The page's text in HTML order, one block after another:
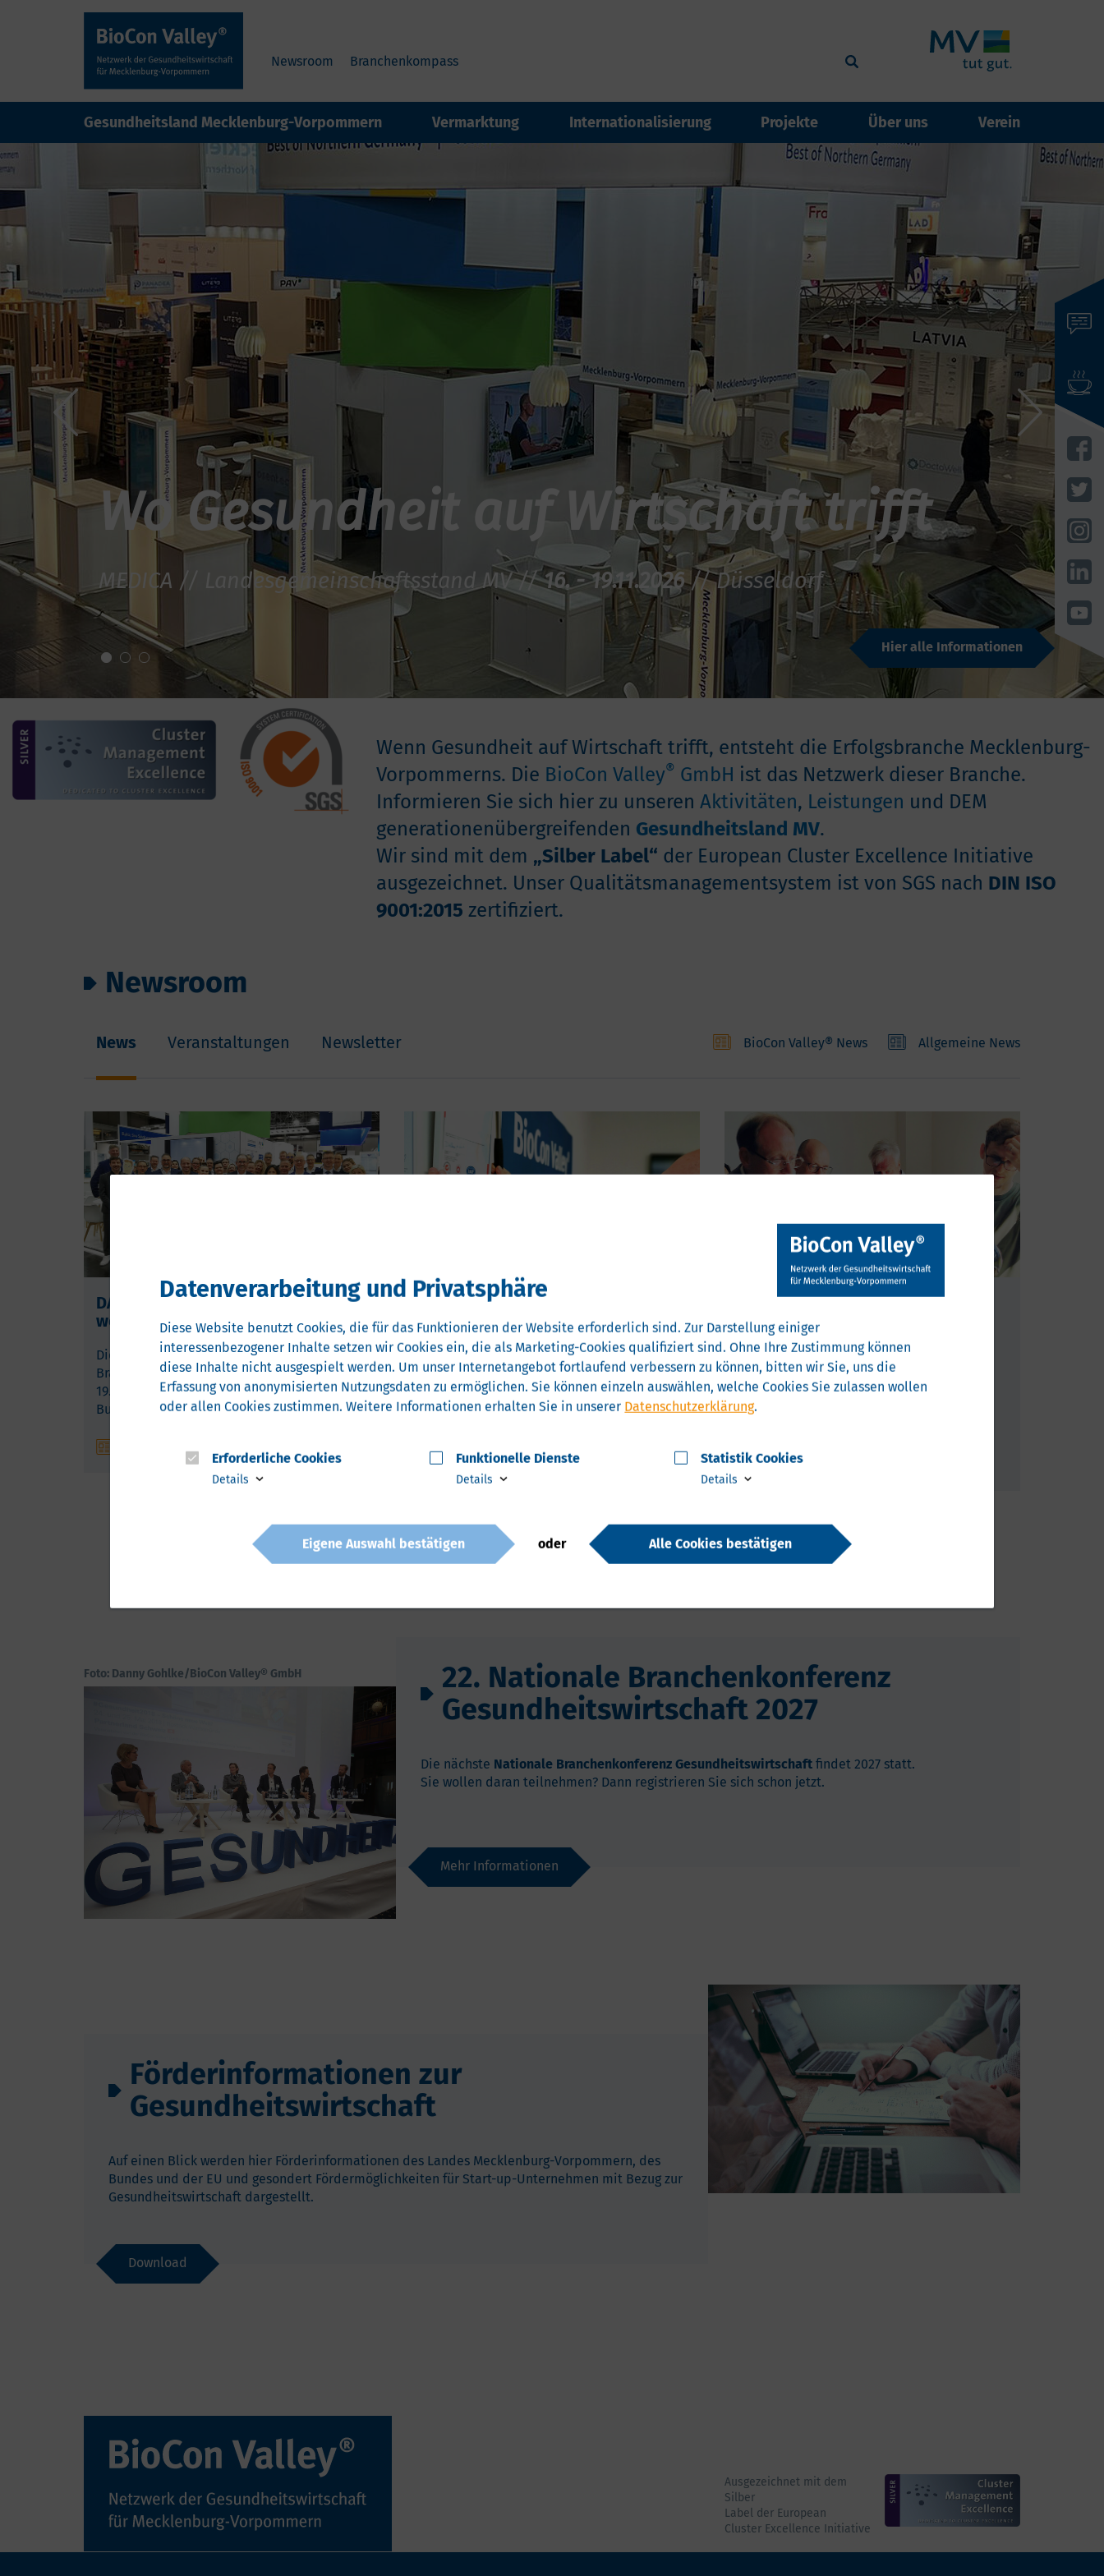
Newsroom Branchenkompass
Gesundheitsland Mecklenburg-Vorpommern Vermarktung Internationalisierung Projekte Über uns Verein
Wo Gesundheit auf Wirtschaft trifft
MEDICA // Landesgemeinschaftsstand MV //16. - 19.11.2026// Düsseldorf
Hier alle Informationen
Wenn Gesundheit auf Wirtschaft trifft, entsteht die Erfolgsbranche Mecklenburg-
Vorpommerns. Die BioCon Valley® GmbH ist das Netzwerk dieser Branche.
Informieren Sie sich hier zu unseren Aktivitäten, Leistungen und DEM
generationenübergreifenden Gesundheitsland MV.
Wir sind mit dem „Silber Label“ der European Cluster Excellence Initiative
ausgezeichnet. Unser Qualitätsmanagementsystem ist von SGS nach DIN ISO
9001:2015 zertifiziert.
Newsroom
News Veranstaltungen Newsletter BioCon Valley® News Allgemeine News
DAS Gesundheitsland MV auf der
weltgrößten Messe der Branche
Die jährliche bedeutendste Messe unserer
Branche, die MEDICA, findet vom 16. bis
19.11.2026 statt. Wir organisieren mit Rostock
Business einen Landesgemeinschaftsstand.
Nachweislich hohe Qualität: Wir
sind erneut ISO 9001-zertifiziert
Wir haben erneut das ISO 9001-Zertifikat. Die
internationale Norm für
Qualitätsmanagementsysteme steht für die
gleichbleibend hohe Qualität unserer Arbeit.
„Ideen werden Wirklichkeit“:
Unsere Start-up- und
Unternehmenstour ...
... Gesundheitswirtschaft zeigte erneut
Innovationsorte der bedeutenden Branche.
Diesmal ging es zu vier Unternehmen nach
04.08.2026
Foto: Danny Gohlke/BioCon Valley® GmbH
22. Nationale Branchen­kon­fe­renz
Gesund­heits­wirt­schaft 2027
Die nächste Nationale Branchenkonferenz Gesundheitswirtschaftfindet 2027 statt.
Sie wollen daran teilnehmen? Dann registrieren Sie sich schon jetzt.
Mehr Informationen
Förderinformationen zur
Gesundheitswirtschaft
Auf einen Blick werden hier Förderinformationen des Landes Mecklenburg-Vorpommern, des
Bundes und der EU und gesondert Fördermöglichkeiten für Start-up-Unternehmen mit Bezug zur
Gesundheitswirtschaft dargestellt.
Download
Ausgezeichnet mit dem
Silber
Label der European
Cluster Excellence Initiative
Datenverarbeitung und Privatsphäre
Diese Website benutzt Cookies, die für das Funktionieren der Website erforderlich sind. Zur Darstellung einiger
interessenbezogener Inhalte setzen wir Cookies ein, die als Marketing-Cookies qualifiziert sind. Ohne Ihre Zustimmung können
diese Inhalte nicht ausgespielt werden. Um unser Internetangebot fortlaufend verbessern zu können, bitten wir Sie, uns die
Erfassung von anonymisierten Nutzungsdaten zu ermöglichen. Sie können einzeln auswählen, welche Cookies Sie zulassen wollen
oder allen Cookies zustimmen. Weitere Informationen erhalten Sie in unserer Datenschutzerklärung.
Erforderliche Cookies
Details
Funktionelle Dienste
Details
Statistik Cookies
Details
Eigene Auswahl bestätigen oder Alle Cookies bestätigen